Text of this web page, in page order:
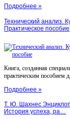
Подробнее »
Технический анализ.
Практическое пособие
Книга, созданная
практическим пособием
Подробнее »
Т. Ю. Шахнес
История успеха, ра…